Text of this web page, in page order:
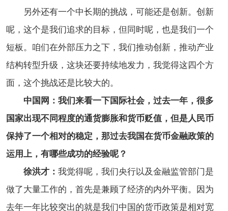
另外还有一个中长期的挑战，可能还是创新。创新
呢，这个是我们追求的目标，但同时呢，也是我们一个
短板。咱们在外部压力之下，我们推动创新，推动产业
结构转型升级，这块还要持续地发力，我觉得这四个方
面，这个挑战还是比较大的。
中国网：我们来看一下国际社会，过去一年，很多
国家出现不同程度的通货膨胀和货币贬值，但是人民币
保持了一个相对的稳定，那过去我国在货币金融政策的
运用上，有哪些成功的经验呢？
徐洪才： 我觉得呢，我们央行以及金融监管部门是
做了大量工作的，首先是兼顾了经济的内外平衡。因为
去年一年比较突出的就是我们中国的货币政策是相对宽